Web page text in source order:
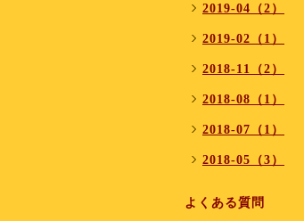
2019-04（2）
2019-02（1）
2018-11（2）
2018-08（1）
2018-07（1）
2018-05（3）
よくある質問